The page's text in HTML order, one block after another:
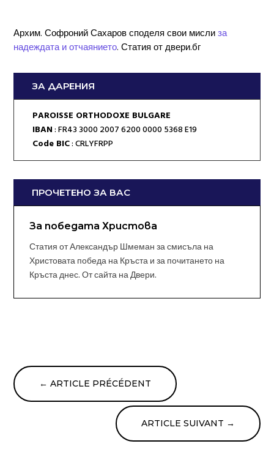
Архим. Софроний Сахаров споделя свои мислиза
надеждата и отчаянието. Статия от двери.бг
ЗА ДАРЕНИЯ
PAROISSE ORTHODOXE BULGARE
IBAN : FR43 3000 2007 6200 0000 5368 E19
Code BIC: CRLYFRPP
ПРОЧЕТЕНО ЗА ВАС
За победата Христова
Статия от Александър Шмеман за смисъла на
Христовата победа на Кръста и за почитането на
Кръста днес. От сайта на Двери.
←ARTICLE PRÉCÉDENT
ARTICLE SUIVANT →